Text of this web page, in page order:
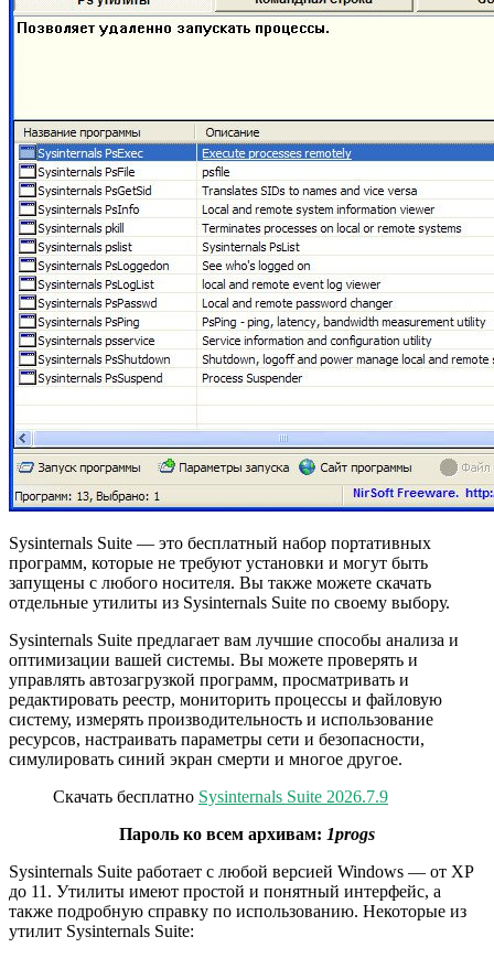
Sysinternals Suite — это бесплатный набор портативных
программ, которые не требуют установки и могут быть
запущены с любого носителя. Вы также можете скачать
отдельные утилиты из Sysinternals Suite по своему выбору.
Sysinternals Suite предлагает вам лучшие способы анализа и
оптимизации вашей системы. Вы можете проверять и
управлять автозагрузкой программ, просматривать и
редактировать реестр, мониторить процессы и файловую
систему, измерять производительность и использование
ресурсов, настраивать параметры сети и безопасности,
симулировать синий экран смерти и многое другое.
Скачать бесплатно Sysinternals Suite 2026.7.9
Пароль ко всем архивам: 1progs
Sysinternals Suite работает с любой версией Windows — от XP
до 11. Утилиты имеют простой и понятный интерфейс, а
также подробную справку по использованию. Некоторые из
утилит Sysinternals Suite: